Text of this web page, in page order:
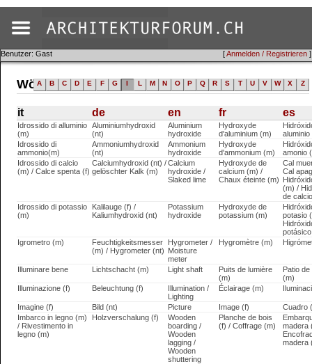
[Anmelden / Registrieren ]
Benutzer: Gast
Wörterbuch (it)
A B C D E F G I L M N O P Q R S T U V W X Z
it de en fr es
Idrossido di alluminio
(m)
Aluminiumhydroxid
(nt)
Aluminium
hydroxide
Hydroxyde
d'aluminium (m)
Idrossido di
ammonio(m)
Ammoniumhydroxid
(nt)
Ammonium
hydroxide
Hydroxyde
d'ammonium (m)
amonio
Idrossido di calcio
(m) / Calce spenta (f)
Calciumhydroxid (nt) /
gelöschter Kalk (m)
Calcium
hydroxide /
Slaked lime
Hydroxyde de
calcium (m) /
Chaux éteinte (m)
Cal
Cal
(m) /
de
Idrossido di potassio
(m)
Kalilauge (f) /
Kaliumhydroxid (nt)
Potassium
hydroxide
Hydroxyde de
potassium (m)
potasio
Igrometro (m)
Feuchtigkeitsmesser
(m) / Hygrometer (nt)
Hygrometer /
Moisture
meter
Hygromètre (m)
Illuminare bene Lichtschacht (m) Light shaft
Puits de lumière
(m)
Patio
(m)
Illuminazione (f)
Beleuchtung (f)
Illumination /
Lighting
Éclairage (m)
Imagine (f) Bild (nt) Picture Image (f)
Cuadro
Imbarco in legno (m)
/ Rivestimento in
legno (m)
Holzverschalung (f)
Wooden
boarding /
Wooden
lagging /
Wooden
shuttering
Planche de bois
(f) / Coffrage (m)
madera
madera